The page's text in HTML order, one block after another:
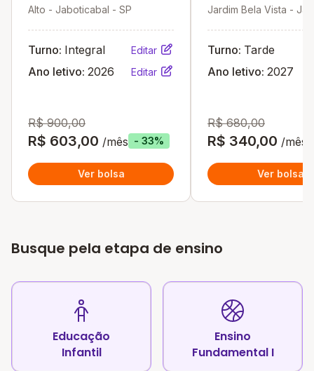
Alto - Jaboticabal - SP
Turno: Integral Editar
Ano letivo: 2026 Editar
R$ 900,00
R$ 603,00 /mês - 33%
Ver bolsa
Jardim Bela Vista -
Turno: Tarde
Ano letivo: 2027
R$ 680,00
R$ 340,00 /mês
Ver bolsa
Busque pela etapa de ensino
Educação
Infantil
Ensino
Fundamental I